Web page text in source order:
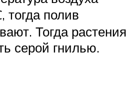
полив
Тогда растения
серой гнилью.